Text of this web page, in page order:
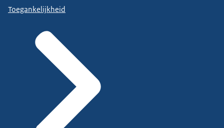
Toegankelijkheid